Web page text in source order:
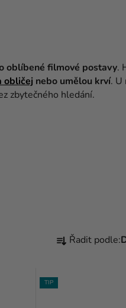
oblíbené filmové postavy.
obličej nebo umělou krví. U
zbytečného hledání.
Ř
Z
E
Řadit podle:
TIP